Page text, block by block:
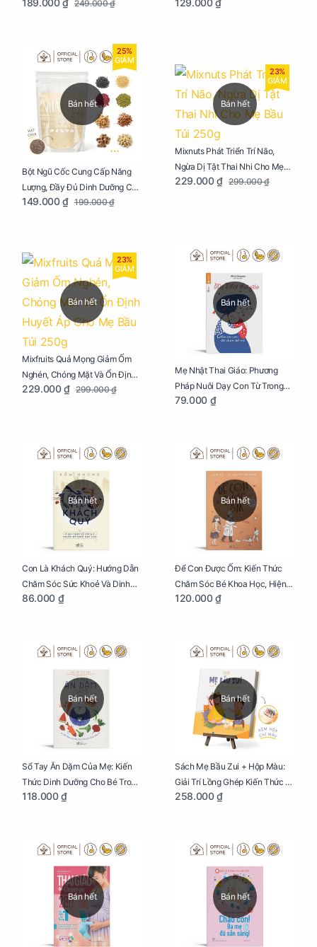
Bầu Chai 100ml
189.000 ₫ 249.000 ₫
Mẹ Bầu Hũ 250g
129.000 ₫
Bán hết
25%
GIẢM
Bột Ngũ Cốc Cung Cấp Năng
Lượng, Đầy Đủ Dinh Dưỡng Cho
Mẹ Bầu Túi 250g
149.000 ₫ 199.000 ₫
Bán hết
23%
GIẢM
Mixnuts Phát Triển Trí Não,
Ngừa Dị Tật Thai Nhi Cho Mẹ
Bầu Túi 250g
229.000 ₫ 299.000 ₫
Bán hết
23%
GIẢM
Mixfruits Quả Mọng Giảm Ốm
Nghén, Chóng Mặt Và Ổn Định
Huyết Áp Cho Mẹ Bầu Túi 250g
229.000 ₫ 299.000 ₫
Bán hết
Mẹ Nhật Thai Giáo: Phương
Pháp Nuôi Dạy Con Từ Trong
Bụng Mẹ
79.000 ₫
Bán hết
Con Là Khách Quý: Hướng Dẫn
Chăm Sóc Sức Khoẻ Và Dinh
Dưỡng Cho Bé
86.000 ₫
Bán hết
Để Con Được Ốm: Kiến Thức
Chăm Sóc Bé Khoa Học, Hiện
Đại
120.000 ₫
Bán hết
Sổ Tay Ăn Dặm Của Mẹ: Kiến
Thức Dinh Dưỡng Cho Bé Trong
Tuổi Ăn Dặm
118.000 ₫
Bán hết
Sách Mẹ Bầu Zui + Hộp Màu:
Giải Trí Lồng Ghép Kiến Thức Và
Lời Khuyên Mang Thai Bổ Ích
258.000 ₫
Bán hết Bán hết